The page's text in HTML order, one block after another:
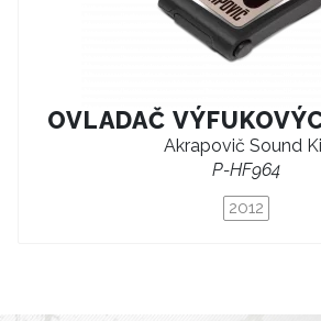
OVLADAČ
Akrapovič Sound
P-HF964
2012